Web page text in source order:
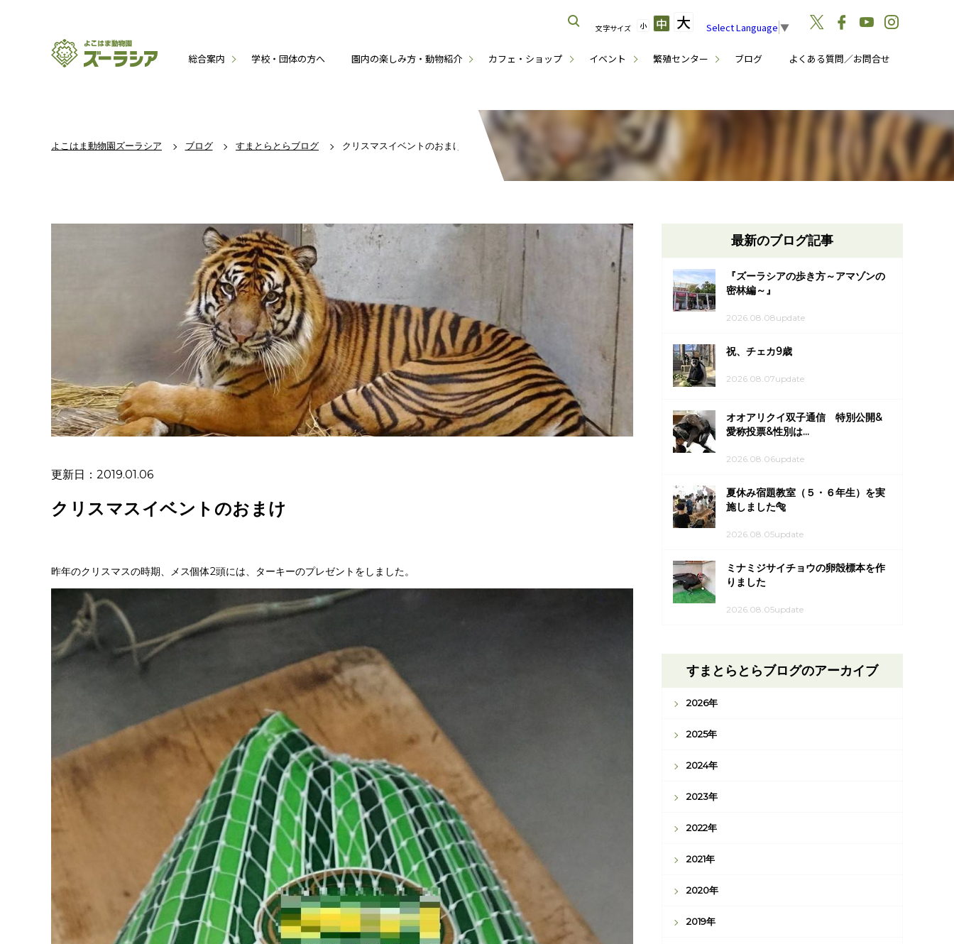
総合案内 学校・団体の方へ 園内の楽しみ方・動物紹介 カフェ・ショップ イベント 繁殖センター ブログ よくある質問／お問合せ
文字サイズ 小 中 大 Select Language ▼
よこはま動物園ズーラシア ブログ すまとらとらブログ クリスマスイベントのおまけ
更新日：2019.01.06
クリスマスイベントのおまけ
昨年のクリスマスの時期、メス個体2頭には、ターキーのプレゼントをしました。
最新のブログ記事
『ズーラシアの歩き方～アマゾンの
密林編～』
2026.08.08update
祝、チェカ9歳
2026.08.07update
オオアリクイ双子通信 特別公開&
愛称投票&性別は...
2026.08.06update
夏休み宿題教室（５・６年生）を実
施しました🐅
2026.08.05update
ミナミジサイチョウの卵殻標本を作
りました
2026.08.05update
すまとらとらブログのアーカイブ
2026年
2025年
2024年
2023年
2022年
2021年
2020年
2019年